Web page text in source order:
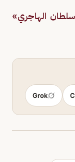
الهاجري»
Grok